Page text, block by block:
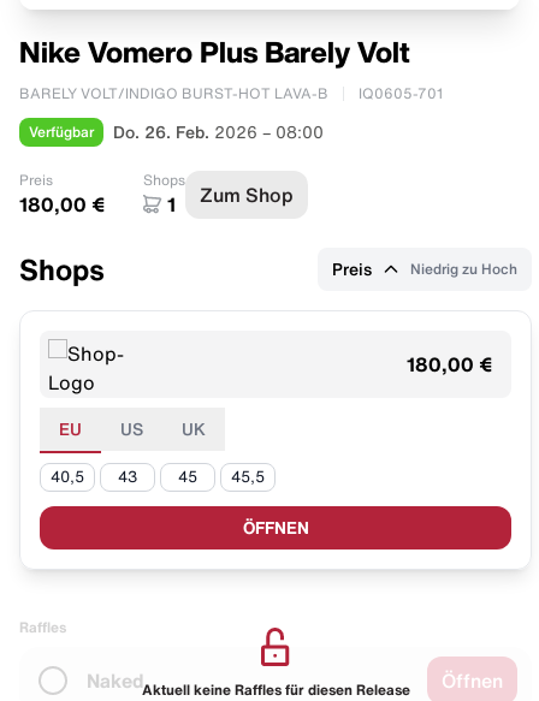
Nike Vomero Plus Barely Volt
BARELY VOLT/INDIGO BURST-HOT LAVA-B IQ0605-701
Verfügbar Do. 26. Feb. 2026 – 08:00
Preis
180,00 €
Shops
1 Zum Shop
Shops Preis Niedrig zu Hoch
180,00 €
EU US UK
40,5 43 45 45,5
ÖFFNEN
Raffles
Naked Öffnen
Aktuell keine Raffles für diesen Release